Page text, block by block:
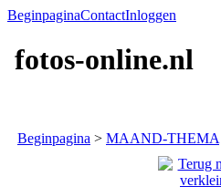
BeginpaginaContactInloggen
fotos-online.nl
Beginpagina > MAAND-THEMA